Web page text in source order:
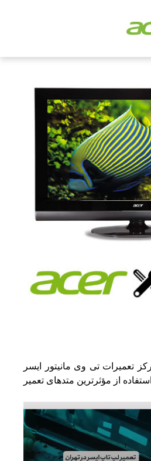
تعمیرات تی وی مانیتور ایسر
از مؤثرترین متدهای تعمیر